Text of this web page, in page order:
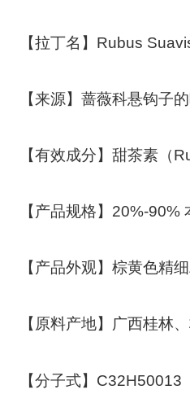
【拉丁名】Rubus
【来源】蔷薇科悬钩子
【有效成分】甜茶素（
【产品规格】20%-90%
【产品外观】棕黄色精
【原料产地】广西桂林
【分子式】C32H50013